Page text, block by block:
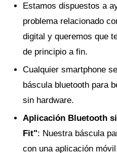
Estamos dispuestos a
problema relacionado
digital y queremos que
de principio a fin.
Cualquier smartphone
báscula bluetooth para
sin hardware.
Aplicación Bluetooth
Fit": Nuestra báscula
con una aplicación